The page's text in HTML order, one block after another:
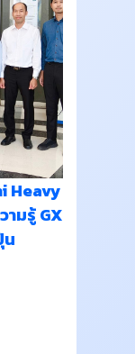
Heavy
มรู้ GX
น